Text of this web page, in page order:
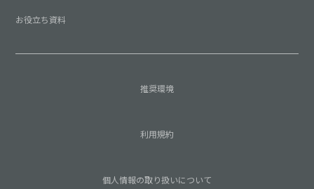
お役立ち資料
推奨環境
利用規約
個人情報の取り扱いについて